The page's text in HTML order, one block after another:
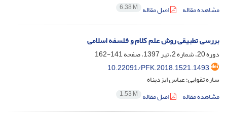
مشاهده مقاله
اصل مقاله 6.38 M
بررسی تطبیقی روش علم کلام و فلسفه اسلامی
دوره 20، شماره 2، تیر 1397، صفحه
141-162
10.22091/PFK.2018.1521.1493
ساره تقوایی؛ عباس ایزدپناه
مشاهده مقاله
اصل مقاله 1.53 M